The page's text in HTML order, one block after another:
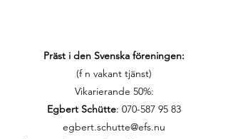
Präst i den Svenska föreningen:
(f n vakant tjänst)
Vikarierande 50%:
Egbert Schütte: 070-587 95 83
egbert.schutte@efs.nu